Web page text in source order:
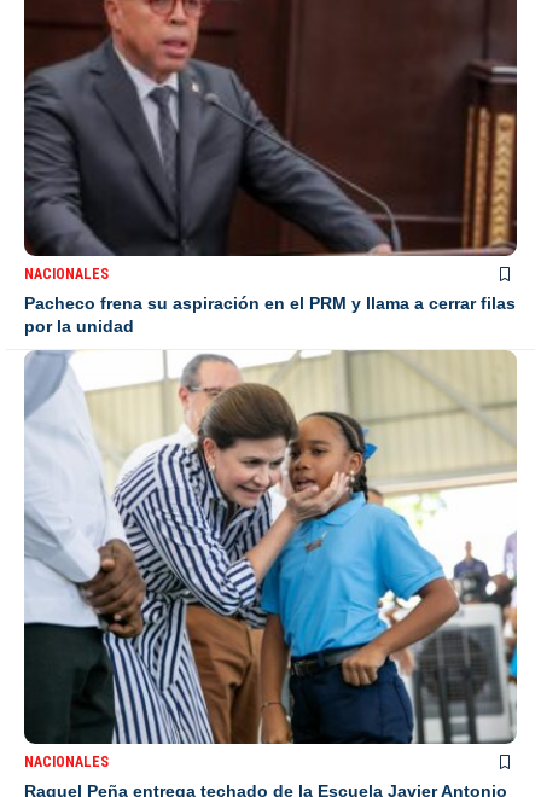
NACIONALES
Pacheco frena su aspiración en el PRM y llama a cerrar filas
por la unidad
NACIONALES
Raquel Peña entrega techado de la Escuela Javier Antonio